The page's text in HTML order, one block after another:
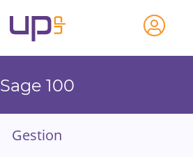
Sage 100
Gestion